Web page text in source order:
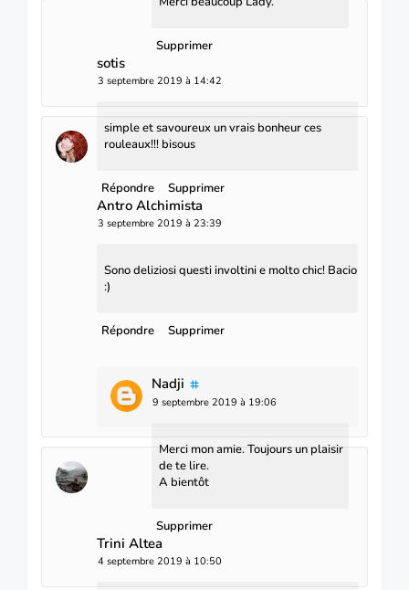
Supprimer
sotis
3 septembre 2019 à 14:42
simple et savoureux un vrais bonheur ces
rouleaux!!! bisous
Répondre Supprimer
Antro Alchimista
3 septembre 2019 à 23:39
Sono deliziosi questi involtini e molto chic! Bacio
:)
Répondre Supprimer
Nadji
9 septembre 2019 à 19:06
Merci mon amie. Toujours un plaisir
de te lire.
A bientôt
Supprimer
Trini Altea
4 septembre 2019 à 10:50